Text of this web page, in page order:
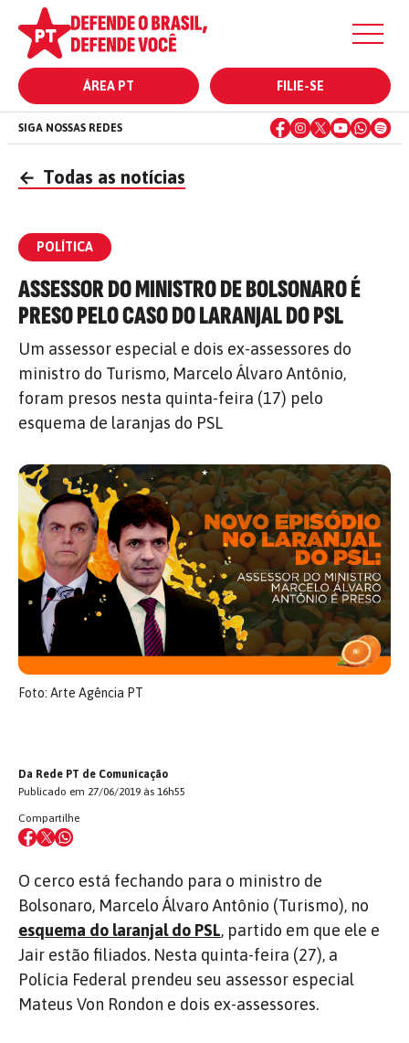
ÁREA PT FILIE-SE
SIGA NOSSAS REDES
← Todas as notícias
POLÍTICA
ASSESSOR DO MINISTRO DE BOLSONARO É
PRESO PELO CASO DO LARANJAL DO PSL
Um assessor especial e dois ex-assessores do
ministro do Turismo, Marcelo Álvaro Antônio,
foram presos nesta quinta-feira (17) pelo
esquema de laranjas do PSL
Foto: Arte Agência PT
Da Rede PT de Comunicação
Publicado em 27/06/2019 às 16h55
Compartilhe
O cerco está fechando para o ministro de
Bolsonaro, Marcelo Álvaro Antônio (Turismo), no
esquema do laranjal do PSL, partido em que ele e
Jair estão filiados. Nesta quinta-feira (27), a
Polícia Federal prendeu seu assessor especial
Mateus Von Rondon e dois ex-assessores.